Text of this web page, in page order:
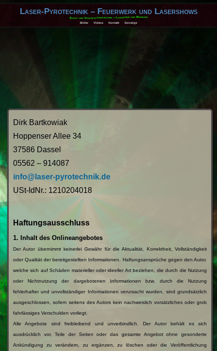
Laser-Pyrotechnik – Feuerwerk und Lasershows
Event- und Veranstaltungstechnik – Lasershow und Werbung
Bilder Videos Kontakt Sonstige
Dirk Bartkowiak
Hoppenser Allee 34
37586 Dassel
05562 – 914087
info@laser-pyrotechnik.de
USt-IdNr.: 1210204018
Haftungsausschluss
1. Inhalt des Onlineangebotes
Der Autor übernimmt keinerlei Gewähr für die Aktualität, Korrektheit, Vollständigkeit
oder Qualität der bereitgestellten Informationen. Haftungsansprüche gegen den Autor,
welche sich auf Schäden materieller oder ideeller Art beziehen, die durch die Nutzung
oder Nichtnutzung der dargebotenen Informationen bzw. durch die Nutzung
fehlerhafter und unvollständiger Informationen verursacht wurden, sind grundsätzlich
ausgeschlossen, sofern seitens des Autors kein nachweislich vorsätzliches oder grob
fahrlässiges Verschulden vorliegt.
Alle Angebote sind freibleibend und unverbindlich. Der Autor behält es sich
ausdrücklich vor, Teile der Seiten oder das gesamte Angebot ohne gesonderte
Ankündigung zu verändern, zu ergänzen, zu löschen oder die Veröffentlichung